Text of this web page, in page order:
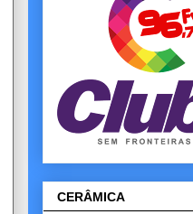
CERÂMICA